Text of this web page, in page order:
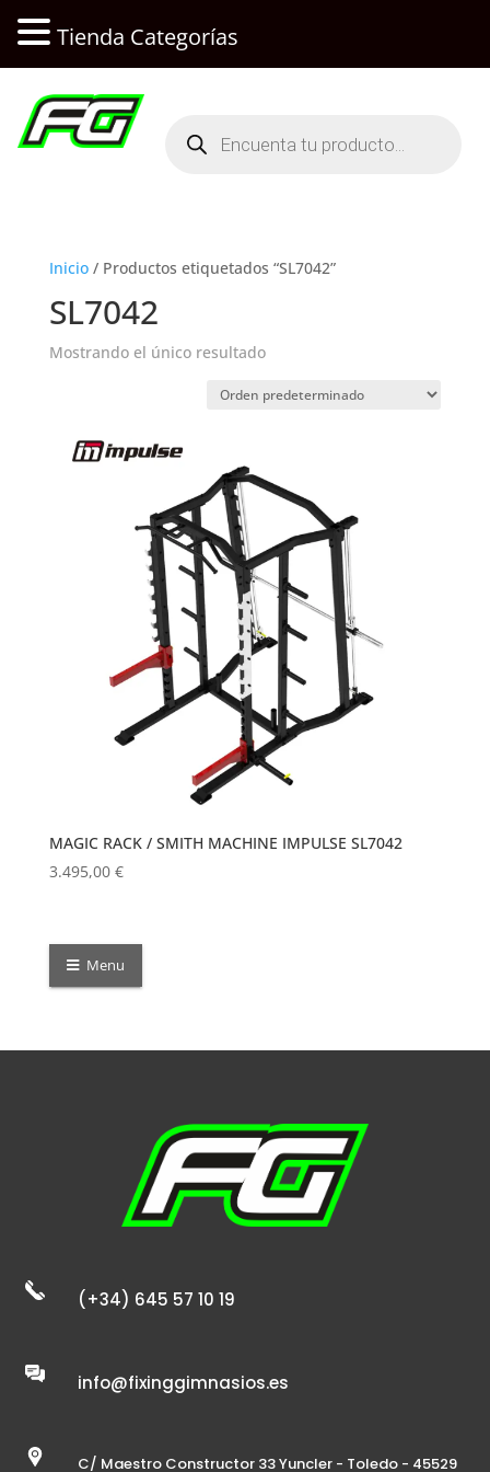
productos
Inicio/ Productos etiquetados “SL7042”
SL7042
Mostrando el único resultado
MAGIC RACK / SMITH MACHINE IMPULSE SL7042
3.495,00 €
Menu
(+34) 645 57 10 19
info@fixinggimnasios.es
C/ Maestro Constructor 33 Yuncler - Toledo - 45529
Tienda Categorías